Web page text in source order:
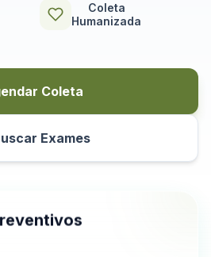
Coleta
Humanizada
Coleta
Exames